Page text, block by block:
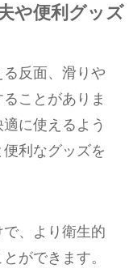
や便利グッズ
反面、滑りや
ことがありま
に使えるよう
利なグッズを
、より衛生的
ができます。